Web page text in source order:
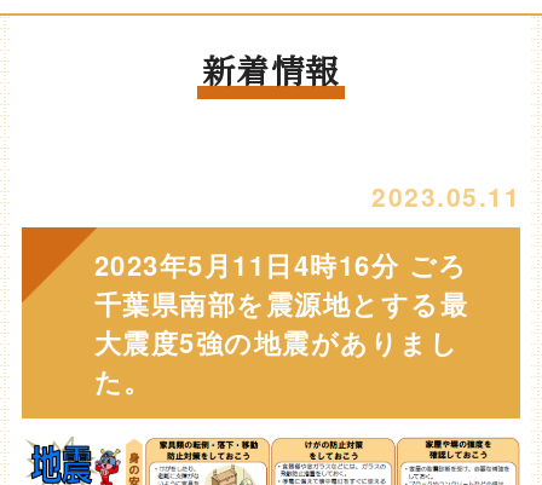
新着情報
2023.05.11
2023年5月11日4時16分 ごろ
千葉県南部を震源地とする最
大震度5強の地震がありまし
た。